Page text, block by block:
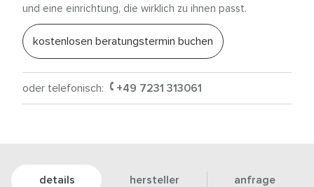
und eine einrichtung, die wirklich zu ihnen passt.
kostenlosen beratungstermin buchen
oder telefonisch: +49 7231 313061
details hersteller anfrage